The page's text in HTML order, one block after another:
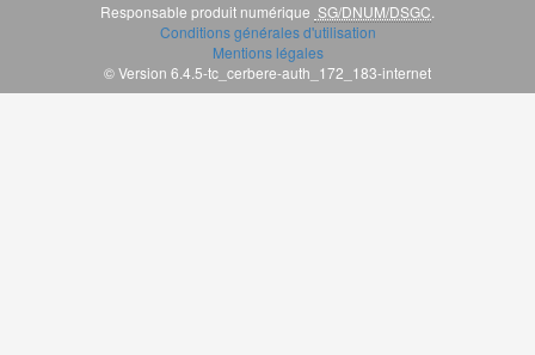
Responsable produit numérique SG/DNUM/DSGC.
Conditions générales d'utilisation
Mentions légales
© Version 6.4.5-tc_cerbere-auth_172_183-internet